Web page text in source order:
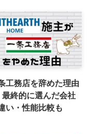
工務店を辞めた理由
最終的に選んだ会社
い・性能比較も